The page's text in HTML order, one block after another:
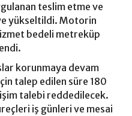
teslim etme ve
yükseltildi. Motorin
bedeli metreküp
korunmaya devam
talep edilen süre 180
talebi reddedilecek.
iş günleri ve mesai